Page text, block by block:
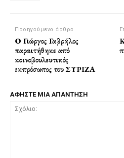
Προηγούμενο άρθρο
Ο Γιώργος Γαβρήλος
παραιτήθηκε από
κοινοβουλευτικός
εκπρόσωπος του ΣΥΡΙΖΑ
ΑΦΗΣΤΕ ΜΙΑ ΑΠΑΝΤΗΣΗ